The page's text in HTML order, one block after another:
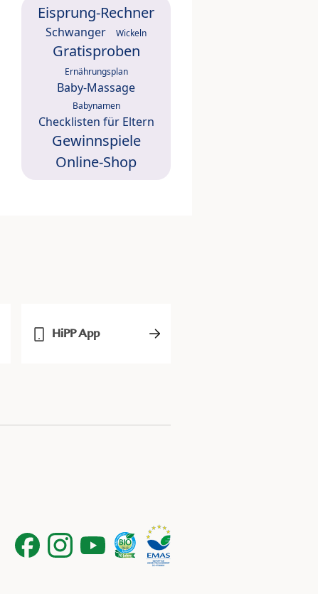
Eisprung-Rechner
Schwanger Wickeln
Gratisproben
Ernährungsplan
Baby-Massage
Babynamen
Checklisten für Eltern
Gewinnspiele
Online-Shop
HiPP App